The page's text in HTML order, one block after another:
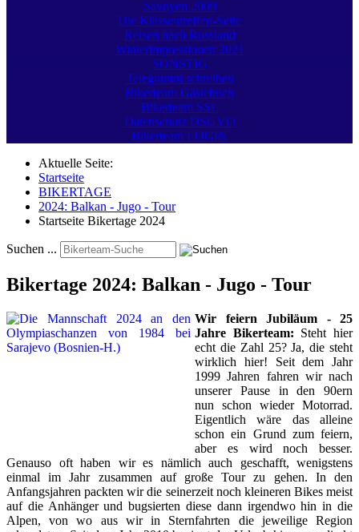
Savoyen 2009
Die Klassentreffen-Seite
Reisen nach Russland
Winterimpressionen 2021
SONSTIG
Telegramm schreiben
Bikerteam Gästebuch
Bikerteam SSL
Datenschutz DSGVO
Bikerteam LOGIN
Aktuelle Seite:
Startseite
BIKERTAGE
2024: Balkan - Jugo - Tour
Startseite Bikertage 2024
Suchen ...
Bikertage 2024: Balkan - Jugo - Tour
Wir feiern Jubiläum - 25
Jahre Bikerteam: Steht hier
echt die Zahl 25? Ja, die steht
wirklich hier! Seit dem Jahr
1999 Jahren fahren wir nach
unserer Pause in den 90ern
nun schon wieder Motorrad.
Eigentlich wäre das alleine
schon ein Grund zum feiern,
aber es wird noch besser.
Genauso oft haben wir es nämlich auch geschafft, wenigstens
einmal im Jahr zusammen auf große Tour zu gehen. In den
Anfangsjahren packten wir die seinerzeit noch kleineren Bikes meist
auf die Anhänger und bugsierten diese dann irgendwo hin in die
Alpen, von wo aus wir in Sternfahrten die jeweilige Region